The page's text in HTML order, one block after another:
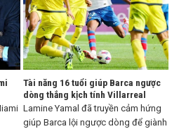
Tài năng 16 tuổi giúp Barca ngược
dòng thắng kịch tính Villarreal
Lamine Yamal đã truyền cảm hứng
giúp Barca lội ngược dòng để giành